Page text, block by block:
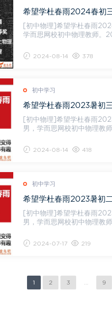
希望学杜春雨2024春初
[初中物理]希望学杜春雨2024春
学而思网校初中物理教师。
2024-08-14 378
初中学习
希望学杜春雨2023暑初
[初中物理]希望学杜春雨2023
男，学而思网校初中物理教
2024-08-14 418
初中学习
希望学杜春雨2023暑初
[初中物理]希望学杜春雨2023
男，学而思网校初中物理教
2024-07-17 219
1 2 3 9